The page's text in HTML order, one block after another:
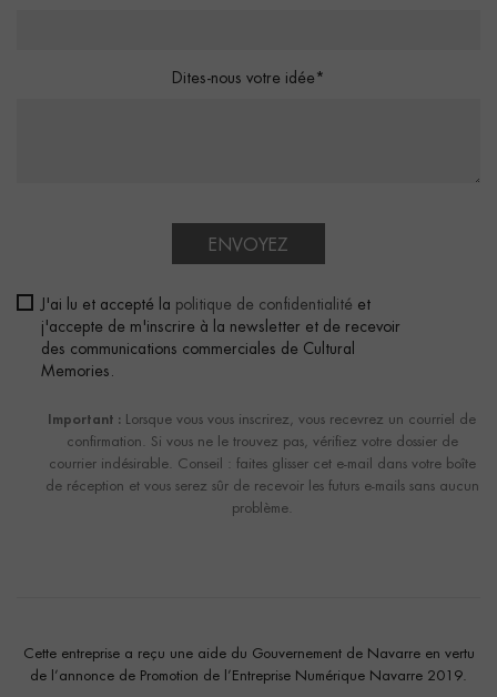
Dites-nous votre idée*
ENVOYEZ
J'ai lu et accepté la politique de confidentialité et
j'accepte de m'inscrire à la newsletter et de recevoir
des communications commerciales de Cultural
Memories.
Important : Lorsque vous vous inscrirez, vous recevrez un courriel de
confirmation. Si vous ne le trouvez pas, vérifiez votre dossier de
courrier indésirable. Conseil : faites glisser cet e-mail dans votre boîte
de réception et vous serez sûr de recevoir les futurs e-mails sans aucun
problème.
Cette entreprise a reçu une aide du Gouvernement de Navarre en vertu
de l’annonce de Promotion de l’Entreprise Numérique Navarre 2019.